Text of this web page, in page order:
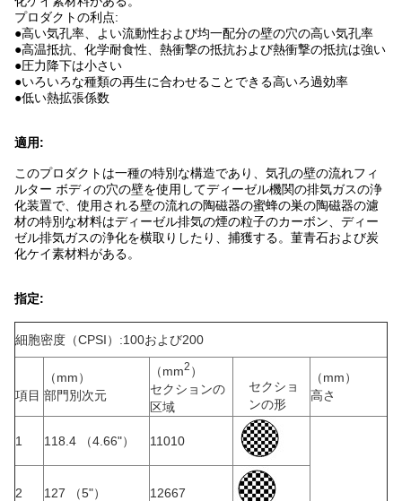
プロダクトの利点:
●高い気孔率、よい流動性および均一配分の壁の穴の高い気孔率
●高温抵抗、化学耐食性、熱衝撃の抵抗および熱衝撃の抵抗は強い
●圧力降下は小さい
●いろいろな種類の再生に合わせることできる高いろ過効率
●低い熱拡張係数
適用:
このプロダクトは一種の特別な構造であり、気孔の壁の流れフィ
ルター ボディの穴の壁を使用してディーゼル機関の排気ガスの浄
化装置で、使用される壁の流れの陶磁器の蜜蜂の巣の陶磁器の濾
材の特別な材料はディーゼル排気の煙の粒子のカーボン、ディー
ゼル排気ガスの浄化を横取りしたり、捕獲する。菫青石および炭
化ケイ素材料がある。
指定:
細胞密度（CPSI）:100および200
項目
（mm）
部門別次元
（mm2 ）
セクションの
区域
セクショ
ンの形
（mm）
高さ
1 118.4 （4.66"） 11010
2 127 （5"） 12667